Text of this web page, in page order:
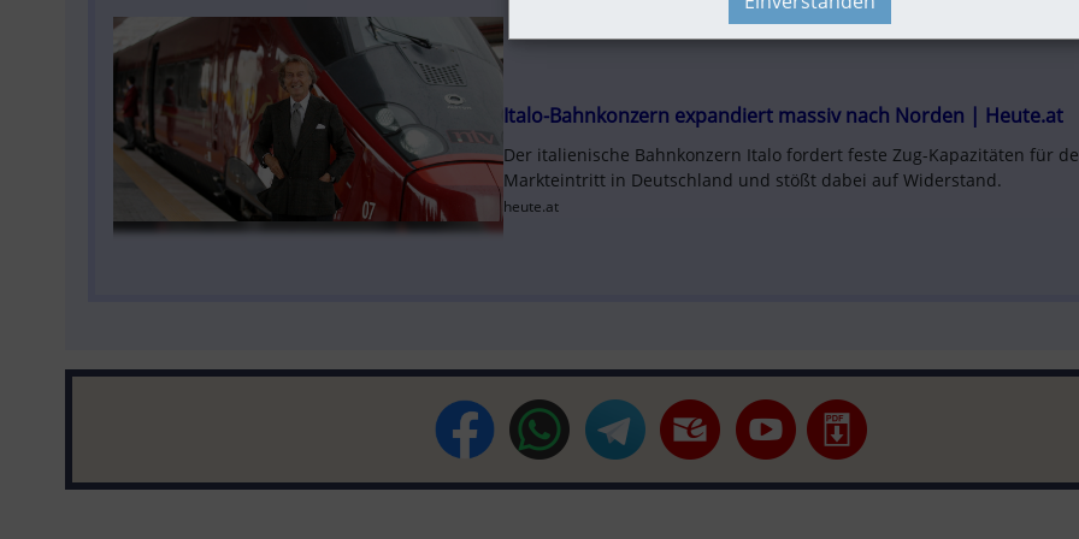
Italo-Bahnkonzern expandiert massiv nach Norden | Heute.at
Der italienische Bahnkonzern Italo fordert feste Zug-Kapazitäten für
Markteintritt in Deutschland und stößt dabei auf Widerstand.
heute.at